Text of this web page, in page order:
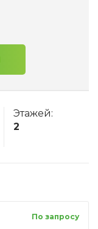
Этажей:
2
По запросу